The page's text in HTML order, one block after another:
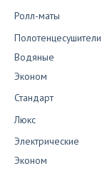
Ролл-маты
Полотенцесушители
Водяные
Эконом
Стандарт
Люкс
Электрические
Эконом